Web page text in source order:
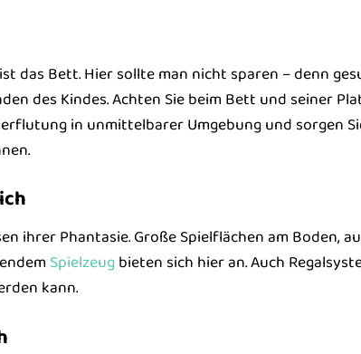
das Bett. Hier sollte man nicht sparen – denn
des Kindes. Achten Sie beim Bett und seiner
in unmittelbarer Umgebung und sorgen
ihrer Phantasie. Große Spielflächen am Boden,
Spielzeugbieten sich hier an. Auch
kann.